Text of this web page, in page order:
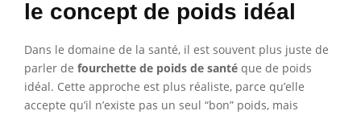
le concept de poids idéal
Dans le domaine de la santé, il est souvent plus juste de
parler de fourchette de poids de santé que de poids
idéal. Cette approche est plus réaliste, parce qu’elle
accepte qu’il n’existe pas un seul “bon” poids, mais